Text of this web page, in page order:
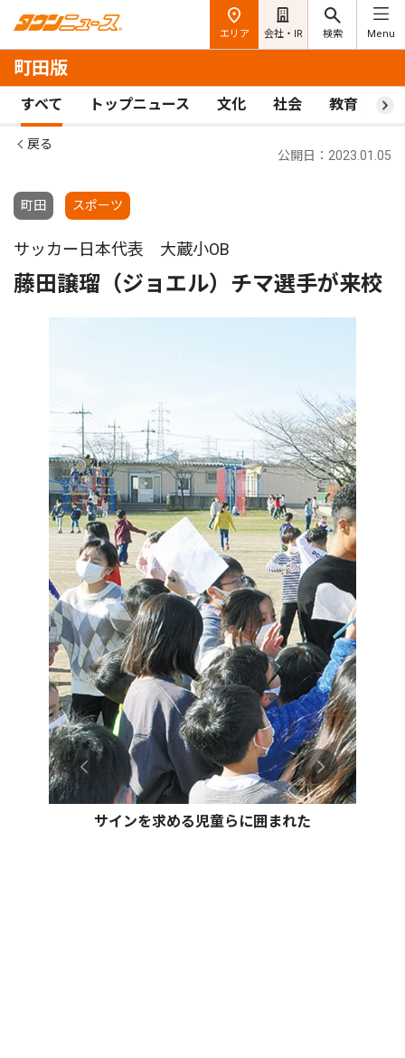
エリア 会社・IR 検索 Menu
町田版
すべて トップニュース 文化 社会 教育 ス
戻る
町田 スポーツ
公開日：2023.01.05
サッカー日本代表 大蔵小OB
藤田譲瑠（ジョエル）チマ選手が来校
サインを求める児童らに囲まれた